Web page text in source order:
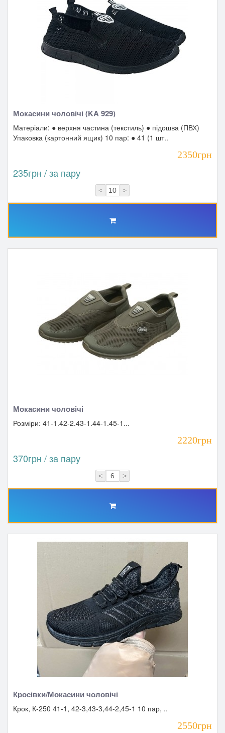
Мокасини чоловічі (KA 929)
Матеріали: ● верхня частина (текстиль) ● підошва (ПВХ)
Упаковка (картонний ящик) 10 пар: ● 41 (1 шт..
2350грн
235грн / за пару
< >
Мокасини чоловічі
Розміри: 41-1.42-2.43-1.44-1.45-1...
2220грн
370грн / за пару
< >
Кросівки/Мокасини чоловічі
Крок, К-250 41-1, 42-3,43-3,44-2,45-1 10 пар, ..
2550грн